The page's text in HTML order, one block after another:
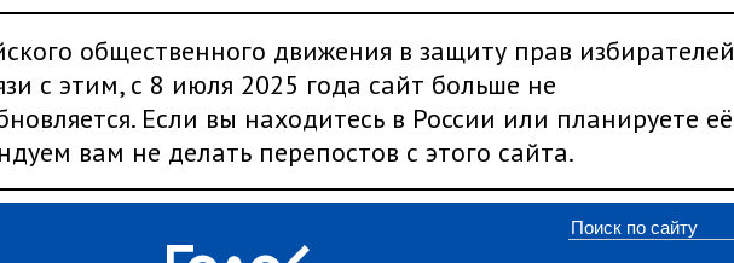
общественного движения в защиту прав избирателей
с этим, с 8 июля 2025 года сайт больше не
Если вы находитесь в России или планируете её
вам не делать перепостов с этого сайта.